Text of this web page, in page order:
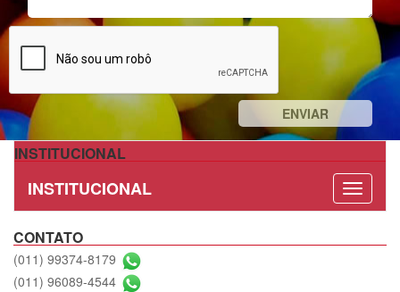
INSTITUCIONAL
INSTITUCIONAL
CONTATO
(011) 99374-8179
(011) 96089-4544